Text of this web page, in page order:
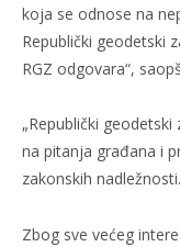
koja se odnose na
Republički geodetski
RGZ odgovara“,
„Republički
na pitanja građana i
zakonskih nadležnosti.
Zbog sve većeg